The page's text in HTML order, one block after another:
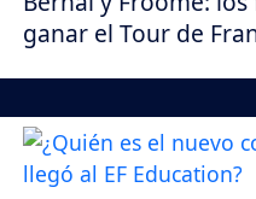
ganar el Tour de